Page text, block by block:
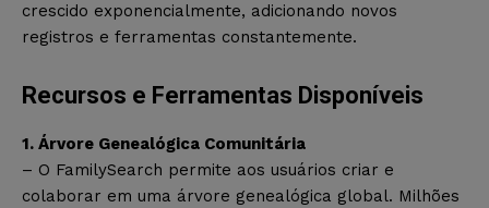
crescido exponencialmente, adicionando novos
registros e ferramentas constantemente.
Recursos e Ferramentas Disponíveis
1. Árvore Genealógica Comunitária
– O FamilySearch permite aos usuários criar e
colaborar em uma árvore genealógica global. Milhões